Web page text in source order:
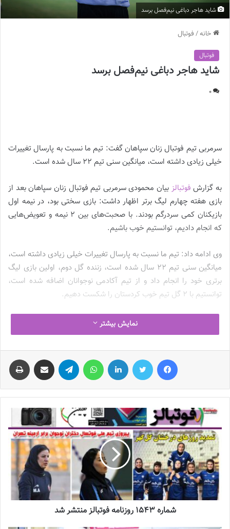
شاید هاجر دباغی نیم‌فصل برسد
خانه/ فوتبال
فوتبال
شاید هاجر دباغی نیم‌فصل برسد
0
سرمربی تیم فوتبال زنان سپاهان گفت: تیم ما نسبت به پارسال تغییرات
خیلی زیادی داشته است، میانگین سنی تیم ۲۲ سال شده است.
به گزارش فوتبالز بیان محمودی سرمربی تیم فوتبال زنان سپاهان بعد از
بازی هفته چهارم لیگ برتر اظهار داشت: بازی سختی بود، در نیمه اول
بازیکنان کمی سردرگم بودند. با صحبت‌های بین ۲ نیمه و تعویض‌هایی
که انجام دادیم، توانستیم خوب باشیم.
وی ادامه داد: تیم ما نسبت به پارسال تغییرات خیلی زیادی داشته است،
میانگین سنی تیم ۲۲ سال شده است، زننده گل دوم، اولین بازی لیگ
برتری خود را انجام داد و از تیم آکادمی نوجوانان اضافه شده است،
توانستیم با ۲ گل تیم خوب کردستان را شکست دهیم.
محمودی تصریح کرد: زمین خوب بود، ۱۰ دقیقه آخر نور کم‌تر بود اما
زمین کیفیت خوبی داشت.
نوشته های مشابه
چالش هاى ليست جدید تيم ملى فوتبال
زنان
2023-06-14
تازه‌ترین خبرها از درمان ۲ ملی‌پوش فوتبال
زنان
2023-12-24
دعوت آزمون از 30 بازیکن به اردوی تیم ملی
نمایش بیشتر
شماره 1543 روزنامه فوتبالز منتشر شد